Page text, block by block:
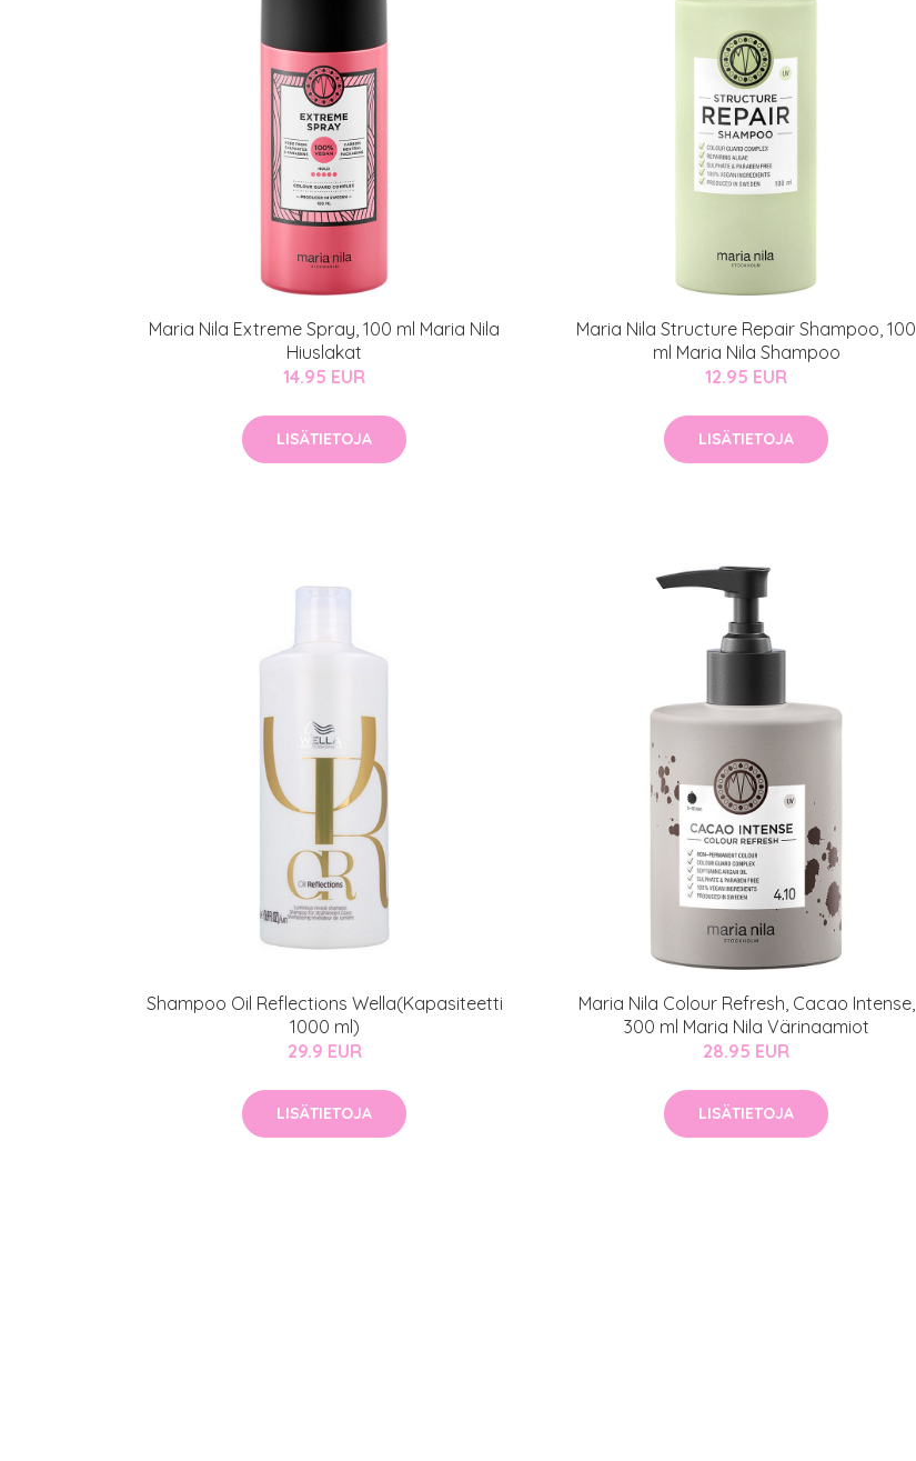
Maria Nila Extreme Spray, 100 ml Maria Nila
Hiuslakat
14.95 EUR
LISÄTIETOJA
Maria Nila Structure Repair Shampoo, 100
ml Maria Nila Shampoo
12.95 EUR
LISÄTIETOJA
Shampoo Oil Reflections Wella(Kapasiteetti
1000 ml)
29.9 EUR
LISÄTIETOJA
Maria Nila Colour Refresh, Cacao Intense,
300 ml Maria Nila Värinaamiot
28.95 EUR
LISÄTIETOJA